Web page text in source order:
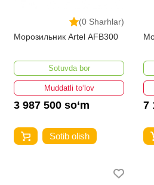
(0 Sharhlar)
Морозильник Artel AFB300
Sotuvda bor
Muddatli to‘lov
3 987 500 so‘m
Sotib olish
7